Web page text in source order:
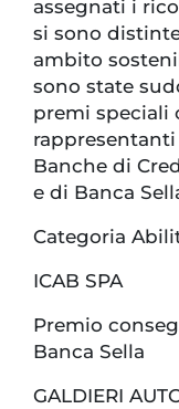
assegnati i
si sono
ambito
sono state
premi speciali
Banche di
e di Banca
Categoria
ICAB SPA
Premio
Banca Sella
GALDIERI